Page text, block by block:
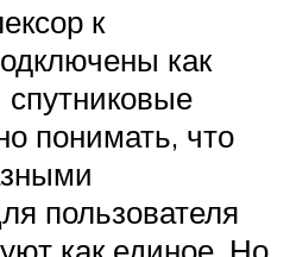
к
как
понимать, что
пользователя